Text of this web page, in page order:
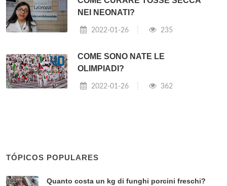
NEI NEONATI?
2022-01-26 235
COME SONO NATE LE
OLIMPIADI?
2022-01-26 362
TÓPICOS POPULARES
Quanto costa un kg di funghi porcini freschi?